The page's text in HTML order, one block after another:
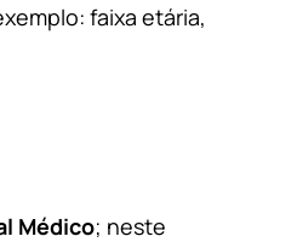
faixa etária,
Médico; neste